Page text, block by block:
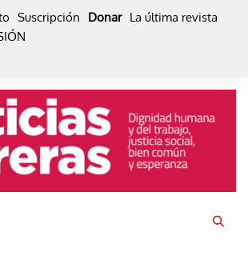
Suscripción Donar La última revista